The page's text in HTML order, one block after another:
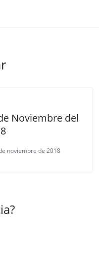
Noviembre del
noviembre de 2018